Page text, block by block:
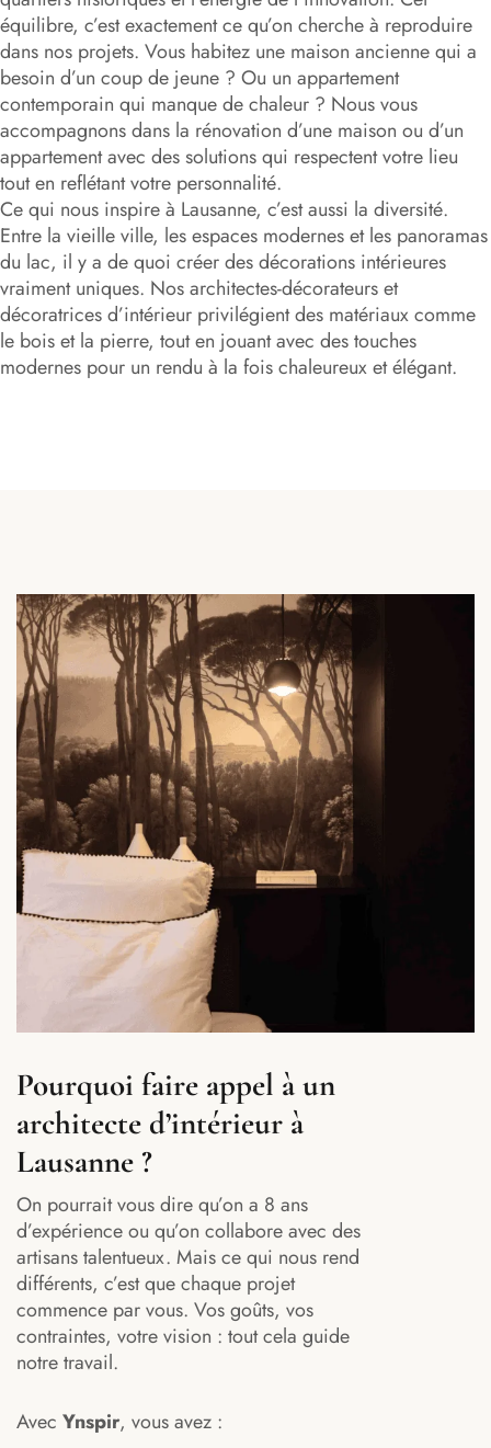
équilibre, c’est exactement ce qu’on cherche à reproduire
dans nos projets. Vous habitez une maison ancienne qui a
besoin d’un coup de jeune ? Ou un appartement
contemporain qui manque de chaleur ? Nous vous
accompagnons dans la rénovation d’une maison ou d’un
appartement avec des solutions qui respectent votre lieu
tout en reflétant votre personnalité.
Ce qui nous inspire à Lausanne, c’est aussi la diversité.
Entre la vieille ville, les espaces modernes et les panoramas
du lac, il y a de quoi créer des décorations intérieures
vraiment uniques. Nos architectes-décorateurs et
décoratrices d’intérieur privilégient des matériaux comme
le bois et la pierre, tout en jouant avec des touches
modernes pour un rendu à la fois chaleureux et élégant.
Pourquoi faire appel à un
architecte d’intérieur à
Lausanne ?
On pourrait vous dire qu’on a 8 ans
d’expérience ou qu’on collabore avec des
artisans talentueux. Mais ce qui nous rend
différents, c’est que chaque projet
commence par vous. Vos goûts, vos
contraintes, votre vision : tout cela guide
notre travail.
Avec Ynspir, vous avez :